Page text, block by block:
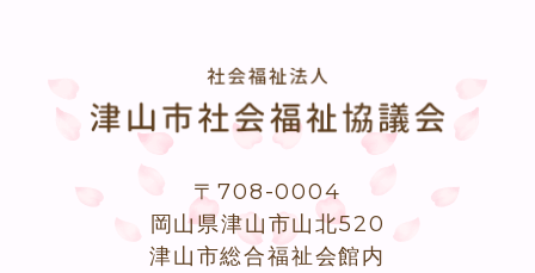
〒708-0004
岡山県津山市山北520
津山市総合福祉会館内